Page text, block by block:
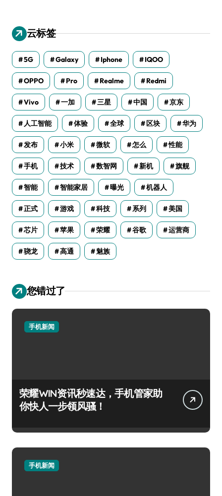
云标签
5G Galaxy Iphone IQOO
OPPO Pro Realme Redmi
Vivo 一加 三星 中国 京东
人工智能 体验 全球 区块 华为
发布 小米 微软 怎么 性能
手机 技术 数智网 新机 旗舰
智能 智能家居 曝光 机器人
正式 游戏 科技 系列 美国
芯片 苹果 荣耀 谷歌 运营商
骁龙 高通 魅族
您错过了
手机新闻
荣耀WIN资讯秒速达，手机管家助
你快人一步领风骚！
手机新闻